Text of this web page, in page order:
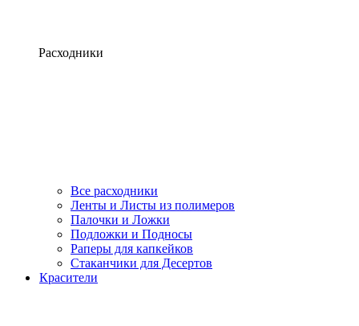
Расходники
Все расходники
Ленты и Листы из полимеров
Палочки и Ложки
Подложки и Подносы
Раперы для капкейков
Стаканчики для Десертов
Красители